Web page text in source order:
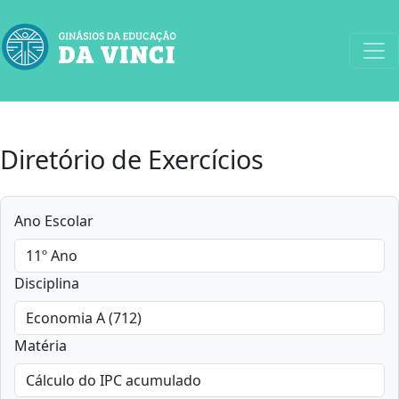
Diretório de Exercícios
Ano Escolar
Disciplina
Matéria